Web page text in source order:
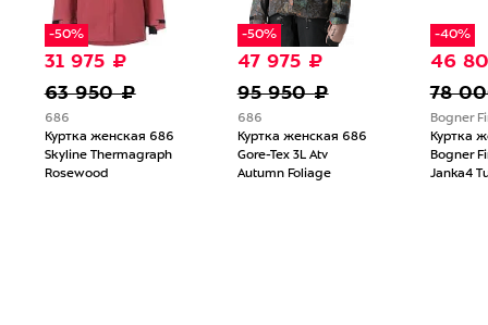
-50%
31 975 ₽
63 950 ₽
686
Куртка женская 686
Skyline Thermagraph
Rosewood
-50%
47 975 ₽
95 950 ₽
686
Куртка женская 686
Gore-Tex 3L Atv
Autumn Foliage
-40%
46
78
Bogner
Куртка
Bogner
Janka4